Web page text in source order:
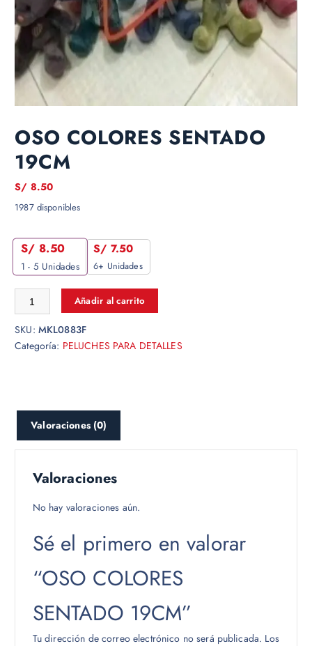
OSO COLORES SENTADO
19CM
S/ 8.50
1987 disponibles
S/ 8.50
1 - 5 Unidades
S/ 7.50
6+ Unidades
Añadir al carrito
SKU: MKL0883F
Categoría: PELUCHES PARA DETALLES
Valoraciones (0)
Valoraciones
No hay valoraciones aún.
Sé el primero en valorar
“OSO COLORES
SENTADO 19CM”
Tu dirección de correo electrónico no será publicada. Los